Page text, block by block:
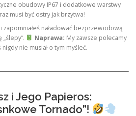
obudowy IP67 i dodatkowe warstwy
musi być ostry jak brzytwa!
zapomniałeś naładować bezprzewodową
„ślepy”.
Naprawa: My zawsze polecamy
nigdy nie musiał o tym myśleć.
i Jego Papieros:
Tornado”!